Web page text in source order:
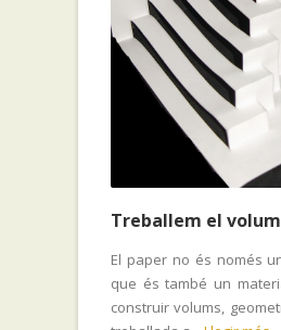
Treballem el
El paper no és només
que és també un
construir volums,